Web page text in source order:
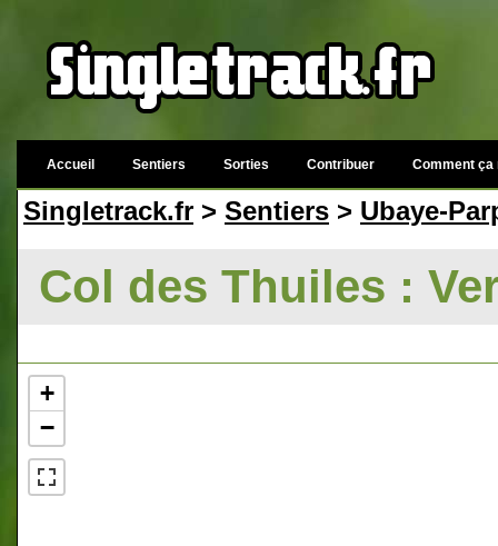
Accueil Sentiers Sorties Contribuer Comment ça
Singletrack.fr > Sentiers > Ubaye-
Col des Thuiles :
+
−